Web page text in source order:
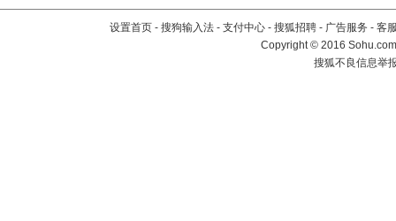
设置首页 - 搜狗输入法 - 支付中心 - 搜狐招聘 - 广告服务 - 客
Copyright©2016
搜狐不良信息举